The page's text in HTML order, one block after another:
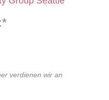
verdienen wir an